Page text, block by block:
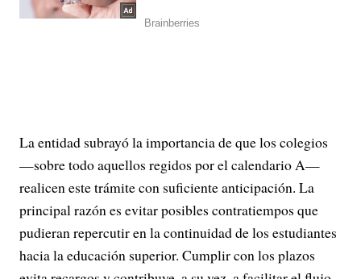
La entidad subrayó la importancia de que los colegios
—sobre todo aquellos regidos por el calendario A—
realicen este trámite con suficiente anticipación. La
principal razón es evitar posibles contratiempos que
pudieran repercutir en la continuidad de los estudiantes
hacia la educación superior. Cumplir con los plazos